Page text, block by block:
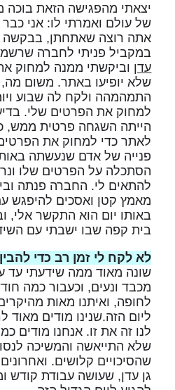
יצאתי מהפגישה הזאת בוכה
של עולם ואמרתי לו: אני
אתה רוצה שאתחתן, בבקשה
במקביל פניתי לחברה
עדן וביקשתי ממנה למחוק
שלא יופיעו באתר. משום
התמהמהה ולקח לה שבוע
למחוק את הפרטים שלי.
הייתה השגחה פרטית ממש,
לאתר כדי למחוק את
פנייה של אדם שנעשתה
הסתכלה על הפרטים שלו
להתאים לי. החברה פנתה
מאמץ קטן ואסכים להיפגש
באותו יום הוא התקשר אלי,
בית קפה שבו ישבתי עם
לא לקח לי זמן רב כדי
שונה מאוד ממה שידעתי עד
מכבד ונעים, וכעבור כמה
לחופה, ואיתנו מאות
ליום הזה.שנינו מודים מאוד
לנו זה את זו. אנחנו מודים
שלא התייאשה והמשיכה
שהסיכויים קלושים.
גן עדן, שעושה עבודת קודש